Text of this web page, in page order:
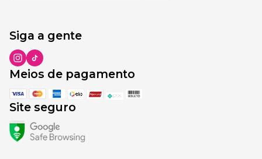
Siga a gente
Meios de pagamento
Site seguro